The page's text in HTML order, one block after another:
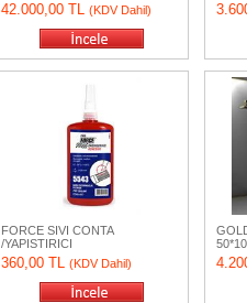
42.000,00 TL (KDV Dahil)
FORCE SIVI CONTA
/YAPISTIRICI
360,00 TL (KDV Dahil)